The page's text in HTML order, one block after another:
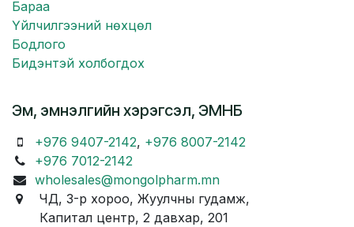
Бараа
Үйлчилгээний нөхцөл
Бодлого
Бидэнтэй холбогдох
Эм, эмнэлгийн хэрэгсэл, ЭМНБ
+976 9407-2142, +976 8007-2142
+976 7012-2142
wholesales@mongolpharm.mn
ЧД, 3-р хороо, Жуулчны гудамж,
Капитал центр, 2 давхар, 201